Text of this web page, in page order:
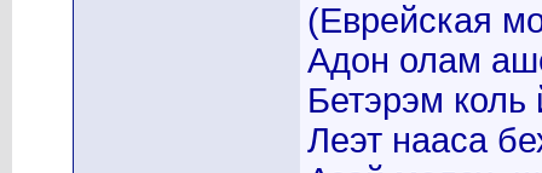
(Еврейская
Адон олам
Бетэрэм коль
Леэт нааса